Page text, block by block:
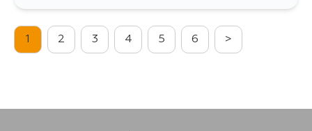
1 2 3 4 5 6 >